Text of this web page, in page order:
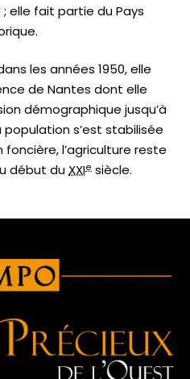
; elle fait partie du Pays
les années 1950, elle
de Nantes dont elle
démographique jusqu’à
population s’est stabilisée
foncière, l’agriculture reste
début du XXIe siècle.